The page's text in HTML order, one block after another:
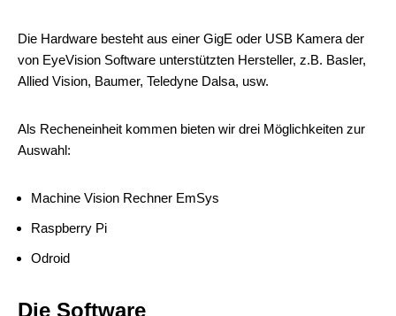
Die Hardware besteht aus einer GigE oder USB Kamera der
von EyeVision Software unterstützten Hersteller, z.B. Basler,
Allied Vision, Baumer, Teledyne Dalsa, usw.
Als Recheneinheit kommen bieten wir drei Möglichkeiten zur
Auswahl:
Machine Vision Rechner EmSys
Raspberry Pi
Odroid
Die Software